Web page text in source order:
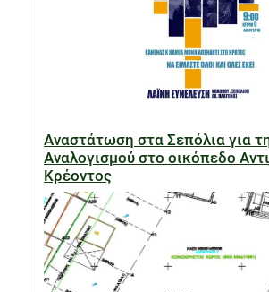
Αναστάτωση στα Σεπόλια για
Αναλογισμού στο οικόπεδο
Κρέοντος